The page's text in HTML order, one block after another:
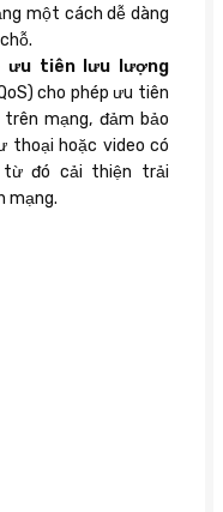
một cách dễ dàng
ưu tiên lưu lượng
cho phép ưu tiên
mạng, đảm bảo
thoại hoặc video có
đó cải thiện trải
mạng.